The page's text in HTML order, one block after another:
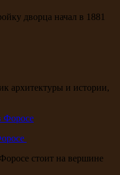
дворца начал в 1881
архитектуры и истории,
стоит на вершине